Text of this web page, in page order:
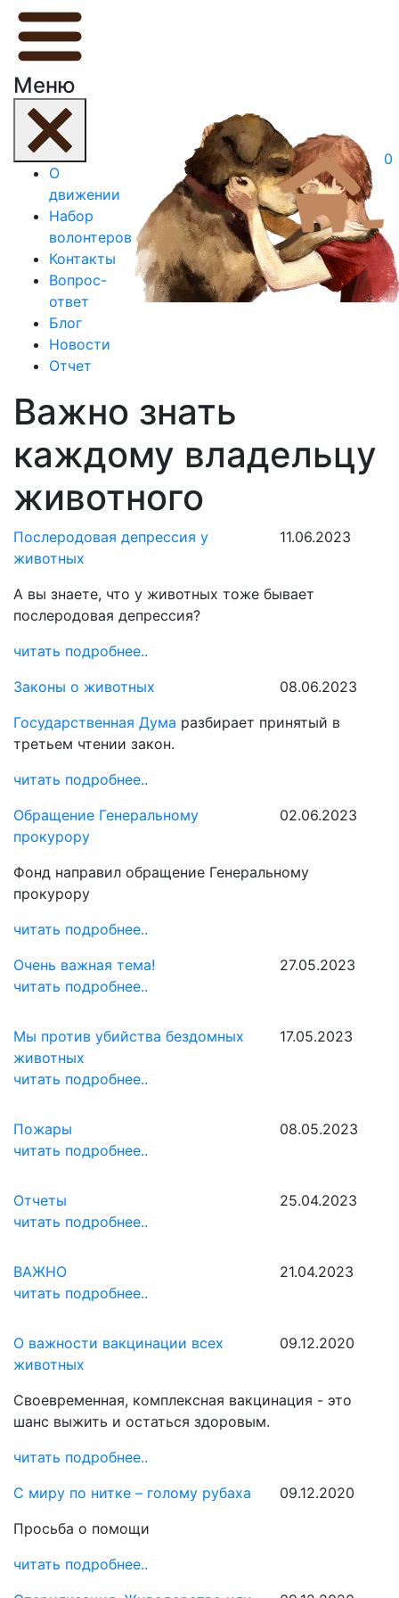
Меню
О
движении
Набор
волонтеров
Контакты
Вопрос-
ответ
Блог
Новости
Отчет
0
Важно знать
каждому владельцу
животного
Послеродовая депрессия у
животных
11.06.2023
А вы знаете, что у животных тоже бывает
послеродовая депрессия?
читать подробнее..
Законы о животных
08.06.2023
Государственная Дума разбирает принятый в
третьем чтении закон.
читать подробнее..
Обращение Генеральному
прокурору
02.06.2023
Фонд направил обращение Генеральному
прокурору
читать подробнее..
Очень важная тема!
27.05.2023
читать подробнее..
Мы против убийства бездомных
животных
17.05.2023
читать подробнее..
Пожары
08.05.2023
читать подробнее..
Отчеты
25.04.2023
читать подробнее..
ВАЖНО
21.04.2023
читать подробнее..
О важности вакцинации всех
животных
09.12.2020
Своевременная, комплексная вакцинация - это
шанс выжить и остаться здоровым.
читать подробнее..
С миру по нитке – голому рубаха
09.12.2020
Просьба о помощи
читать подробнее..